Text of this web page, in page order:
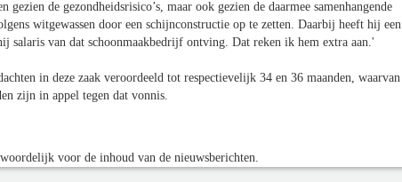
de gezondheidsrisico’s, maar ook gezien de daarmee samenhangende
witgewassen door een schijnconstructie op te zetten. Daarbij heeft hij een
salaris van dat schoonmaakbedrijf ontving. Dat reken ik hem extra aan.'
in deze zaak veroordeeld tot respectievelijk 34 en 36 maanden, waarvan
zijn in appel tegen dat vonnis.
voor de inhoud van de nieuwsberichten.